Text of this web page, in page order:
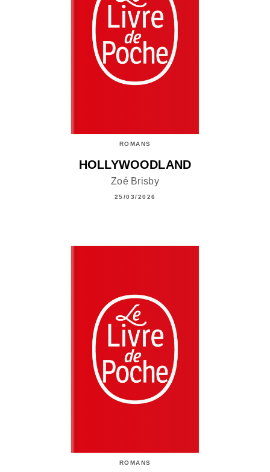
ROMANS
HOLLYWOODLAND
Zoé Brisby
25/03/2026
ROMANS